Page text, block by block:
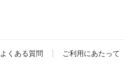
よくある質問 ご利用にあたって